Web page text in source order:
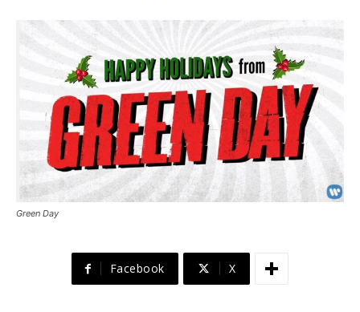
Green Day
Facebook X